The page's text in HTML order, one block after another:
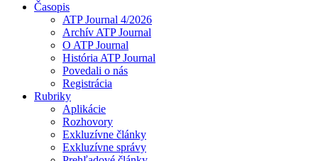
Časopis
ATP Journal 4/2026
Archív ATP Journal
O ATP Journal
História ATP Journal
Povedali o nás
Registrácia
Rubriky
Aplikácie
Rozhovory
Exkluzívne články
Exkluzívne správy